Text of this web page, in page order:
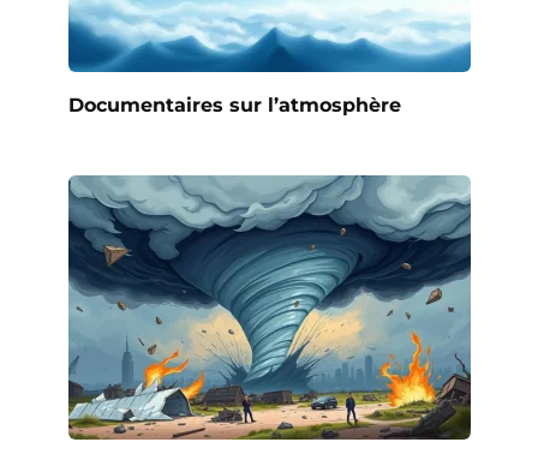
Documentaires sur l’atmosphère